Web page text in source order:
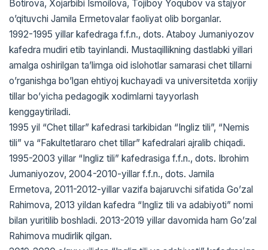
Botirova, Xojarbibi Ismoilova, Tojiboy Yoqubov va stajyor
oʼqituvchi Jamila Ermetovalar faoliyat olib borganlar.
1992-1995 yillar kafedraga f.f.n., dots. Аtaboy Jumaniyozov
kafedra mudiri etib tayinlandi. Mustaqillikning dastlabki yillari
amalga oshirilgan taʼlimga oid islohotlar samarasi chet tillarni
oʼrganishga boʼlgan ehtiyoj kuchayadi va universitetda xorijiy
tillar boʼyicha pedagogik xodimlarni tayyorlash
kenggaytiriladi.
1995 yil “Chet tillar” kafedrasi tarkibidan “Ingliz tili”, “Nemis
tili” va “Fakultetlararo chet tillar” kafedralari ajralib chiqadi.
1995-2003 yillar “Ingliz tili” kafedrasiga f.f.n., dots. Ibrohim
Jumaniyozov, 2004-2010-yillar f.f.n., dots. Jamila
Ermetova, 2011-2012-yillar vazifa bajaruvchi sifatida Goʼzal
Rahimova, 2013 yildan kafedra “Ingliz tili va adabiyoti” nomi
bilan yuritilib boshladi. 2013-2019 yillar davomida ham Goʼzal
Rahimova mudirlik qilgan.